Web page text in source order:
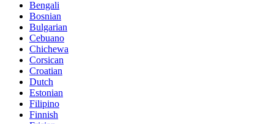
Bengali
Bosnian
Bulgarian
Cebuano
Chichewa
Corsican
Croatian
Dutch
Estonian
Filipino
Finnish